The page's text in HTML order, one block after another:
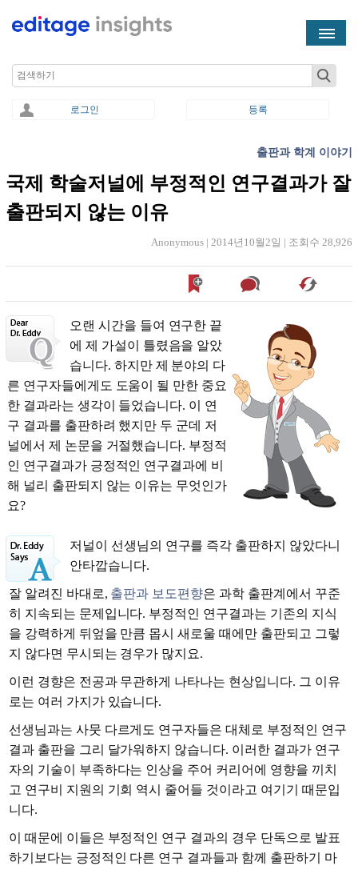
Search
로그인 등록
출판과 학계 이야기
국제 학술저널에 부정적인 연구결과가 잘
출판되지 않는 이유
Anonymous | 2014년10월2일 | 조회수 28,926
오랜 시간을 들여 연구한 끝
에 제 가설이 틀렸음을 알았
습니다. 하지만 제 분야의 다
른 연구자들에게도 도움이 될 만한 중요
한 결과라는 생각이 들었습니다. 이 연
구 결과를 출판하려 했지만 두 군데 저
널에서 제 논문을 거절했습니다. 부정적
인 연구결과가 긍정적인 연구결과에 비
해 널리 출판되지 않는 이유는 무엇인가
요?
저널이 선생님의 연구를 즉각 출판하지 않았다니
안타깝습니다.
잘 알려진 바대로, 출판과 보도편향은 과학 출판계에서 꾸준
히 지속되는 문제입니다. 부정적인 연구결과는 기존의 지식
을 강력하게 뒤엎을 만큼 몹시 새로울 때에만 출판되고 그렇
지 않다면 무시되는 경우가 많지요.
이런 경향은 전공과 무관하게 나타나는 현상입니다. 그 이유
로는 여러 가지가 있습니다.
선생님과는 사뭇 다르게도 연구자들은 대체로 부정적인 연구
결과 출판을 그리 달가워하지 않습니다. 이러한 결과가 연구
자의 기술이 부족하다는 인상을 주어 커리어에 영향을 끼치
고 연구비 지원의 기회 역시 줄어들 것이라고 여기기 때문입
니다.
이 때문에 이들은 부정적인 연구 결과의 경우 단독으로 발표
하기보다는 긍정적인 다른 연구 결과들과 함께 출판하기 마